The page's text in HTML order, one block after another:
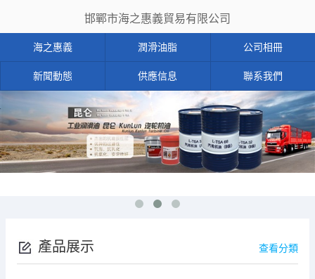
邯鄲市海之惠義貿易有限公司
海之惠義 潤滑油脂 公司相冊
新聞動態 供應信息 聯系我們
產品展示 查看分類